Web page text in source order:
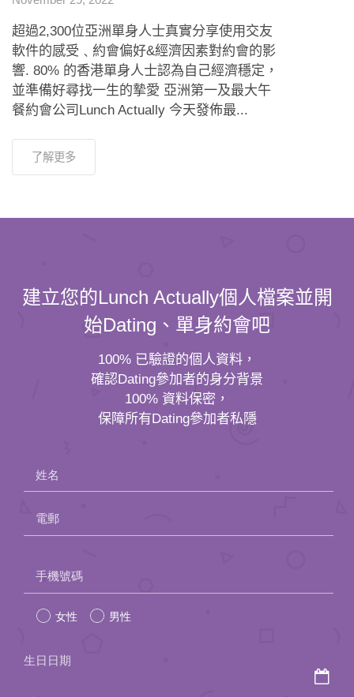
超過2,300位亞洲單身人士真實分享使用交友
軟件的感受﹑約會偏好&經濟因素對約會的影
響. 80% 的香港單身人士認為自己經濟穩定，
並準備好尋找一生的摯愛 亞洲第一及最大午
餐約會公司Lunch Actually 今天發佈最...
了解更多
建立您的Lunch Actually個人檔案並開
始Dating、單身約會吧
100% 已驗證的個人資料，
確認Dating參加者的身分背景
100% 資料保密，
保障所有Dating參加者私隱
姓名
電郵
leave
this
手機號碼
女性 男性
生日日期